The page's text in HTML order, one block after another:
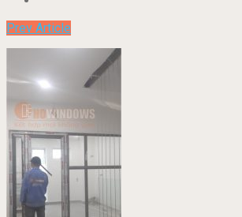
Prev Article